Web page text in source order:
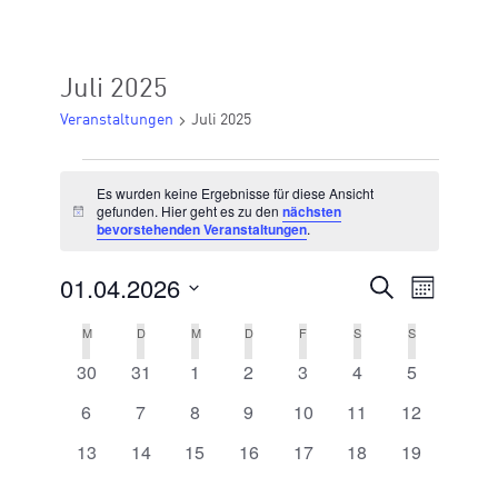
Juli 2025
Veranstaltungen Juli 2025
Hinweis
Es wurden keine Ergebnisse für diese Ansicht
gefunden. Hier geht es zu dennächsten
bevorstehenden Veranstaltungen.
SUCHE
UND
Suche
Monat
01.04.2026
KALENDER
VON
VERANSTALTUNGEN
M MONTAG
D DIENSTAG
MMITTWOCH
D DONNERSTAG
F FREITAGSSAMSTAG
SSONNTAG
0 Veranstaltungen
30 0 Veranstaltungen
31 0 Veranstaltungen
1 0 Veranstaltungen
2 0 Veranstaltungen
3 0 Veranstaltungen
4 0
5
0 Veranstaltungen
6 0 Veranstaltungen
7 0 Veranstaltungen
8 0 Veranstaltungen
9 0 Veranstaltungen
10 0 Veranstaltungen
11 0
12
0 Veranstaltungen
13 0 Veranstaltungen
14 0 Veranstaltungen
15 0 Veranstaltungen
16 0 Veranstaltungen
17 0 Veranstaltungen
18 0
19